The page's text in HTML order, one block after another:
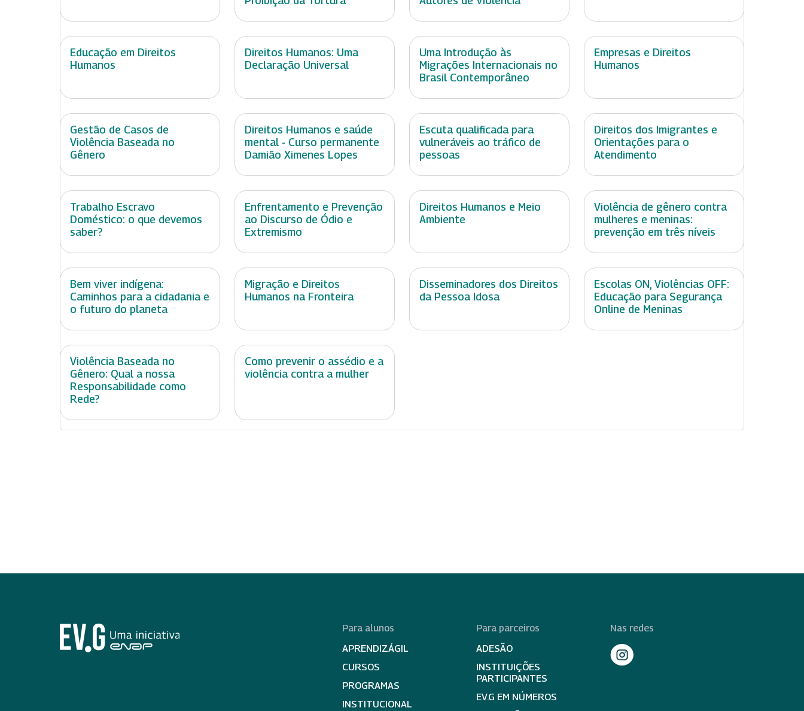
Educação em Direitos
Humanos
Direitos Humanos: Uma
Declaração Universal
Uma Introdução às
Migrações Internacionais no
Brasil Contemporâneo
Empresas e Direitos
Humanos
Gestão de Casos de
Violência Baseada no
Gênero
Direitos Humanos e saúde
mental - Curso permanente
Damião Ximenes Lopes
Escuta qualificada para
vulneráveis ao tráfico de
pessoas
Direitos dos Imigrantes e
Orientações para o
Atendimento
Trabalho Escravo
Doméstico: o que devemos
saber?
Enfrentamento e Prevenção
ao Discurso de Ódio e
Extremismo
Direitos Humanos e Meio
Ambiente
Violência de gênero contra
mulheres e meninas:
prevenção em três níveis
Bem viver indígena:
Caminhos para a cidadania e
o futuro do planeta
Migração e Direitos
Humanos na Fronteira
Disseminadores dos Direitos
da Pessoa Idosa
Escolas ON, Violências OFF:
Educação para Segurança
Online de Meninas
Violência Baseada no
Gênero: Qual a nossa
Responsabilidade como
Rede?
Como prevenir o assédio e a
violência contra a mulher
Para alunos
APRENDIZÁGIL
CURSOS
PROGRAMAS
INSTITUCIONAL
Para parceiros
ADESÃO
INSTITUIÇÕES
PARTICIPANTES
EV.G EM NÚMEROS
Nas redes